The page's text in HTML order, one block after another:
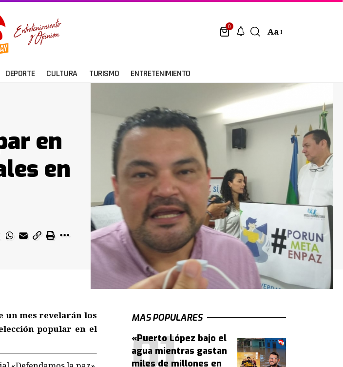
0 Aa
DEPORTE CULTURA TURISMO ENTRETENIMIENTO
en
en
un mes revelarán los
popular en el
MAS POPULARES
«Puerto López bajo el
agua mientras gastan
miles de millones en